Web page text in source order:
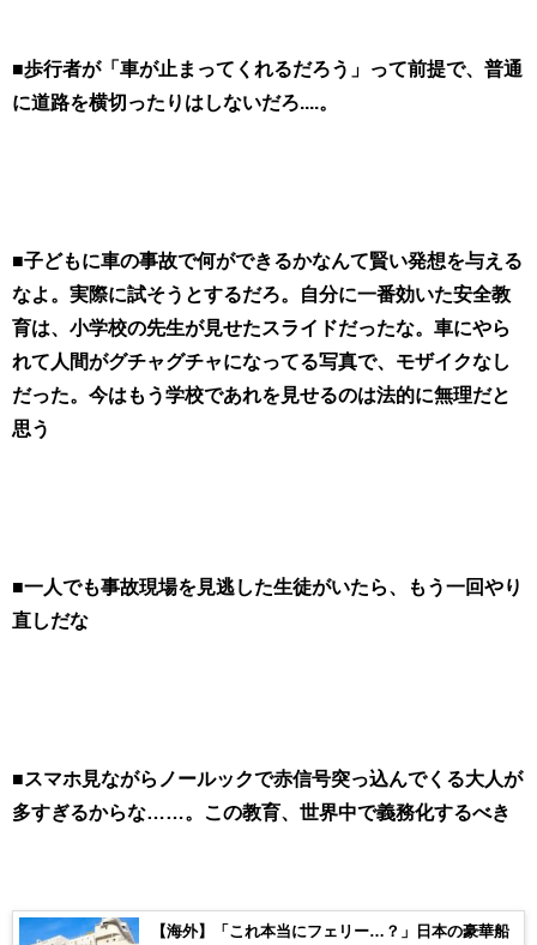
■歩行者が「車が止まってくれるだろう」って前提で、普通
に道路を横切ったりはしないだろ....。
■子どもに車の事故で何ができるかなんて賢い発想を与える
なよ。実際に試そうとするだろ。自分に一番効いた安全教
育は、小学校の先生が見せたスライドだったな。車にやら
れて人間がグチャグチャになってる写真で、モザイクなし
だった。今はもう学校であれを見せるのは法的に無理だと
思う
■一人でも事故現場を見逃した生徒がいたら、もう一回やり
直しだな
■スマホ見ながらノールックで赤信号突っ込んでくる大人が
多すぎるからな……。この教育、世界中で義務化するべき
【海外】「これ本当にフェリー…？」日本の豪華船